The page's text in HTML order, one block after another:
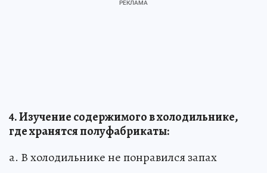
4. Изучение содержимого в холодильнике,
где хранятся полуфабрикаты:
а. В холодильнике не понравился запах